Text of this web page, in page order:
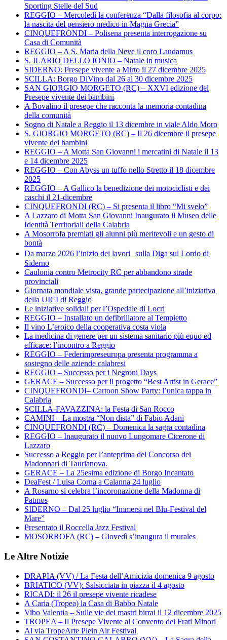
Sporting Stelle del Sud
REGGIO – Mercoledì la conferenza “Dalla filosofia al corpo:
la nascita del pensiero medico in Magna Grecia”
CINQUEFRONDI – Polisena presenta interrogazione su
Casa di Comunità
REGGIO – A S. Maria della Neve il coro Laudamus
S. ILARIO DELLO IONIO – Natale in musica
SIDERNO: Presepe vivente a Mirto il 27 dicembre 2025
SCILLA: Borgo DiVino dal 26 al 30 dicembre 2025
SAN GIORGIO MORGETO (RC) – XXVI edizione del
Presepe vivente dei bambini
A Bovalino il presepe che racconta la memoria contadina
della comunità
Sogno di Natale a Reggio il 13 dicembre in viale Aldo Moro
S. GIORGIO MORGETO (RC) – Il 26 dicembre il presepe
vivente dei bambini
REGGIO – A Motta San Giovanni i mercatini di Natale il 13
e 14 dicembre 2025
REGGIO – Con Abyss un tuffo nello Stretto il 18 dicembre
2025
REGGIO – A Gallico la benedizione dei motociclisti e dei
caschi il 21-dicembre
CINQUEFRONDI (RC) – Si presenta il libro “Mi svelo”
A Lazzaro di Motta San Giovanni Inaugurato il Museo delle
Identità Territoriali della Calabria
A Mosorrofa premiati gli alunni più meritevoli e un gesto di
bontà
Da marzo 2026 l’inizio dei lavori sulla Diga sul Lordo di
Siderno
Caulonia contro Metrocity RC per abbandono strade
provinciali
Giornata mondiale vista, grande partecipazione all’iniziativa
della UICI di Reggio
Le iniziative solidali per l’Ospedale di Locri
REGGIO – Installato un defibrillatore al Tempietto
Il vino L’eroico della cooperativa costa viola
La medicina di genere per un sistema sanitario più equo ed
efficace: l’incontro a Reggio
REGGIO – Federimpreseuropa presenta programma a
sostegno delle aziende calabresi
REGGIO – Successo per i Negroni Days
GERACE – Successo per il progetto “Best Artist in Gerace”
CINQUEFRONDI– Cartoon Show Party: l’unica tappa in
Calabria
SCILLA-FAVAZZINA: la Festa di San Rocco
CAMINI – La mostra “Non dista” di Fabio Adani
CINQUEFRONDI (RC) – Domenica la sagra contadina
REGGIO – Inaugurato il nuovo Lungomare Cicerone di
Lazzaro
Successo a Reggio per l’anteprima del Concorso dei
Madonnari di Taurianova.
GERACE – La 25esima edizione di Borgo Incantato
DeaFest / Luisa Corna a Calanna 24 luglio
A Rosarno si celebra l’incoronazione della Madonna di
Patmos
SIDERNO – Dal 25 luglio “Immersi nel Blu-Festival del
Mare”
Presentato il Roccella Jazz Festival
MOSORROFA (RC) – Giovedì s’inaugura il murales
Le Altre Notizie
DRAPIA (VV) / La Festa dell’Amicizia domenica 9 agosto
BRIATICO (VV): Salsicciata in piazza il 4 agosto
RICADI: il 26 il presepe vivente ricadese
A Caria (Tropea) la Casa di Babbo Natale
Vibo Valentia – Sulle vie dei mastri birrai il 12 dicembre 2025
TROPEA – Il Presepe Vivente al Convento dei Frati Minori
Al via TropeArte Plein Air Festival